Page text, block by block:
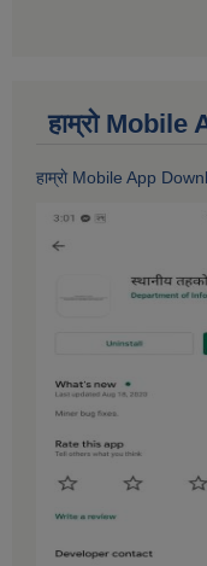
हाम्राे Mobile
हाम्राे Mobile App